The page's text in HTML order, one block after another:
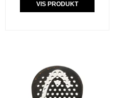
VIS PRODUKT